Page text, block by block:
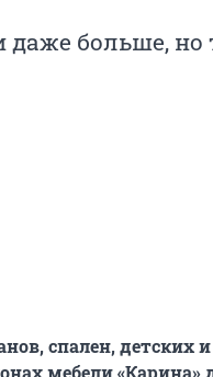
больше, но
спален, детских и
мебели «Карина»